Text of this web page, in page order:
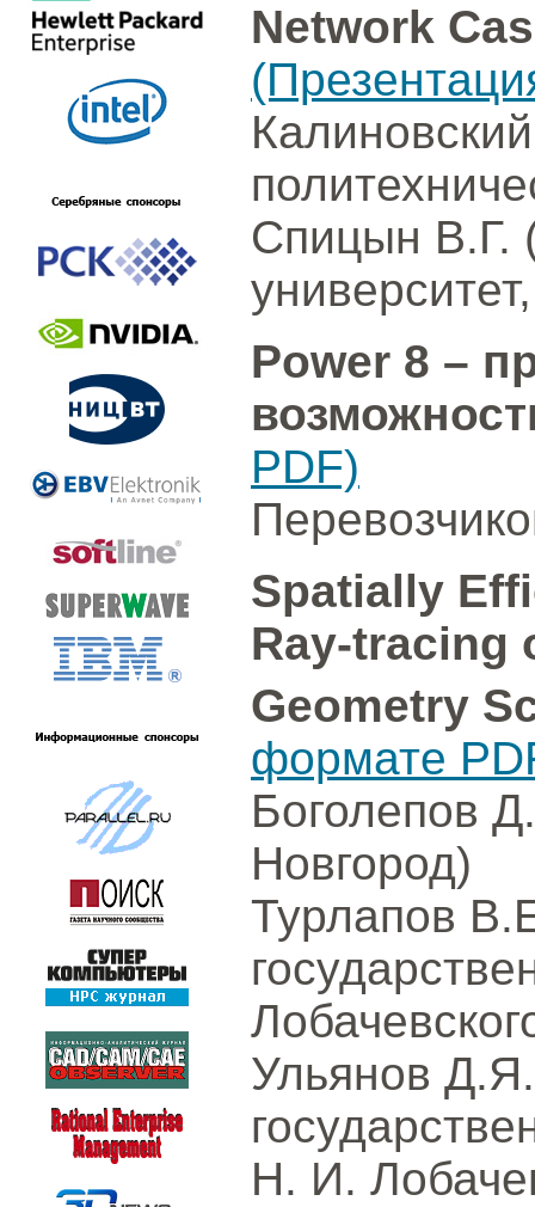
Network
Спицын В.Г.
Power 8 –
PDF)
Spatially
Ray-tracing
Geometry
формате
Боголепов
Новгород)
Турлапов
Ульянов
Н. И.